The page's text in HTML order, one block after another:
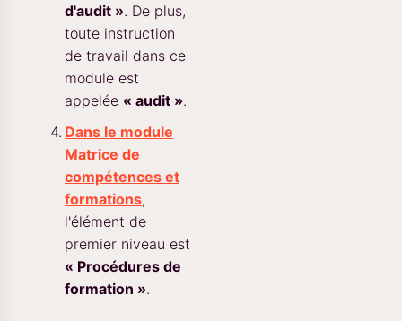
d'audit ». De plus,
toute instruction
de travail dans ce
module est
appelée « audit ».
Dans le module
Matrice de
compétences et
formations,
l'élément de
premier niveau est
« Procédures de
formation ».